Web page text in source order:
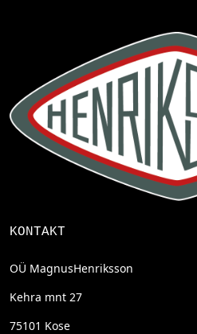
KONTAKT
OÜ MagnusHenriksson
Kehra mnt 27
75101 Kose